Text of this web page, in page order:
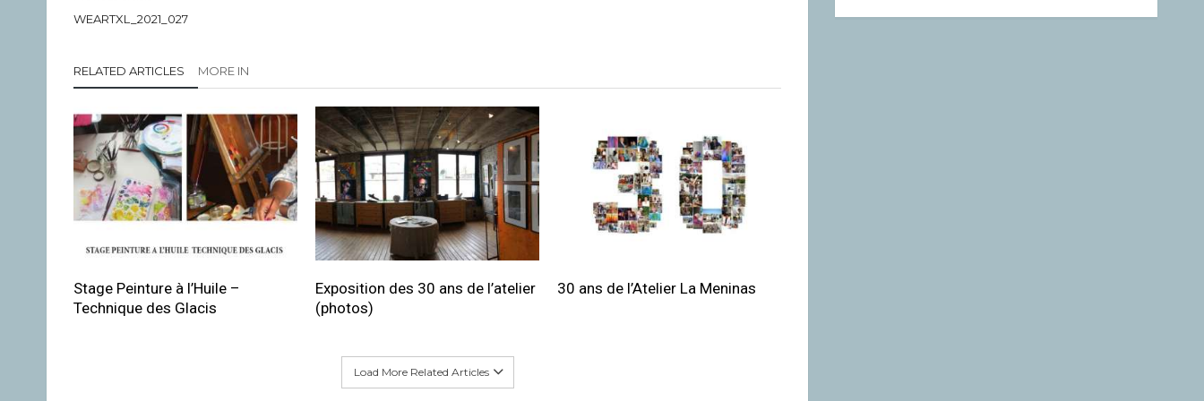
WEARTXL_2021_027
RELATED ARTICLES MORE IN
Stage Peinture à l’Huile –
Technique des Glacis
Exposition des 30 ans de l’atelier
(photos)
30 ans de l’Atelier La Meninas
Load More Related Articles